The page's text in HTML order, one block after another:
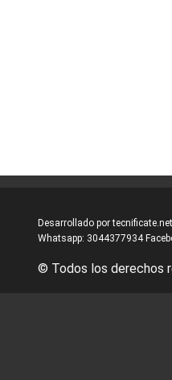
Desarrollado por
Whatsapp: 3044377934
© Todos los derechos